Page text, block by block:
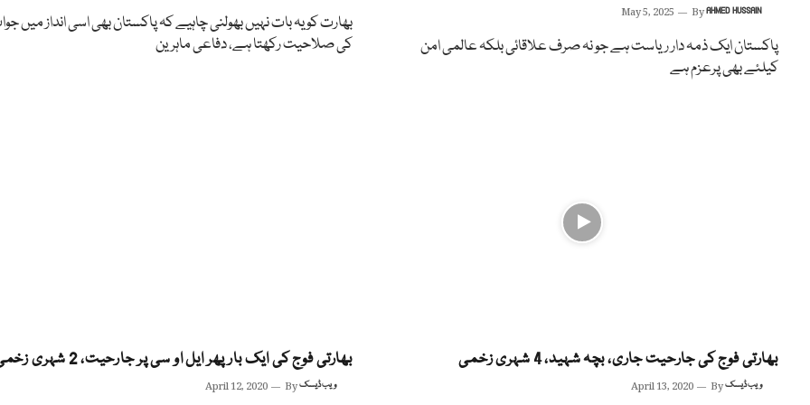
May 5, 2025 ByAHMED HUSSAIN
پاکستان ایک ذمہ دار ریاست ہے جو نہ صرف علاقائی بلکہ عالمی امن
کیلئے بھی پرعزم ہے
بھارت کو یہ بات نہیں بھولنی چاہیے کہ پاکستان بھی اسی انداز میں
کی صلاحیت رکھتا ہے، دفاعی ماہرین
بھارتی فوج کی جارحیت جاری، بچہ شہید، 4 شہری زخمی
April 13, 2020 Byویب ڈیسک
بھارتی فوج کی ایک بار پھر ایل او سی پر جارحیت، 2 شہری زخمی
April 12, 2020 Byویب ڈیسک